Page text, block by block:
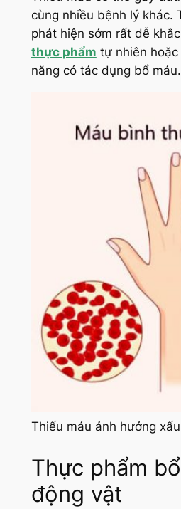
cùng nhiều bệnh lý khác.
phát hiện sớm rất dễ
thực phẩm tự nhiên
năng có tác dụng bổ máu.
Thiếu máu ảnh hưởng
Thực phẩm
động vật